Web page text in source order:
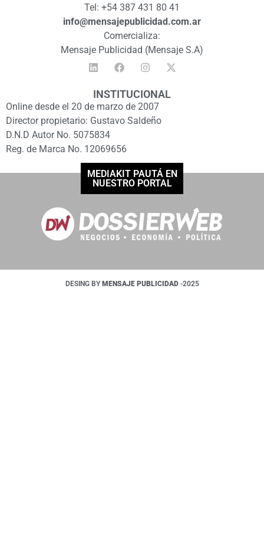
Tel: +54 387 431 80 41
info@mensajepublicidad.com.ar
Comercializa:
Mensaje Publicidad (Mensaje S.A)
INSTITUCIONAL
Online desde el 20 de marzo de 2007
Director propietario: Gustavo Saldeño
D.N.D Autor No. 5075834
Reg. de Marca No. 12069656
MEDIAKIT PAUTÁ EN
NUESTRO PORTAL
DESING BY MENSAJE PUBLICIDAD -2025